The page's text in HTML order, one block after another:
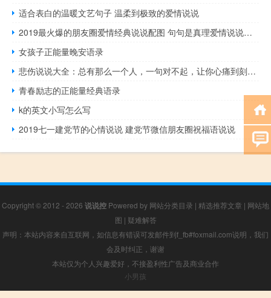
适合表白的温暖文艺句子 温柔到极致的爱情说说
2019最火爆的朋友圈爱情经典说说配图 句句是真理爱情说说带图片
女孩子正能量晚安语录
悲伤说说大全：总有那么一个人，一句对不起，让你心痛到刻骨铭心
青春励志的正能量经典语录
k的英文小写怎么写
2019七一建党节的心情说说 建党节微信朋友圈祝福语说说
Copyright © 2012 - 2026 说说控 Powered by 网站分类目录 | 精选推荐文章 | 网站地
图 | 疑难解答
声明：本站内容来自互联网，如信息有错误可发邮件到f_fb#foxmail.com说明，我们
会及时纠正，谢谢
本站仅为个人兴趣爱好，不接盈利性广告及商业合作
小男孩